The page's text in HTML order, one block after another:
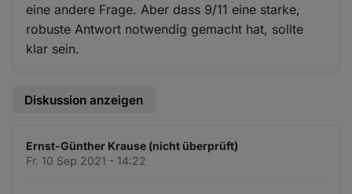
eine andere Frage. Aber dass 9/11 eine starke,
robuste Antwort notwendig gemacht hat, sollte
klar sein.
Diskussion anzeigen
Ernst-Günther Krause (nicht überprüft)
Fr. 10 Sep 2021 - 14:22